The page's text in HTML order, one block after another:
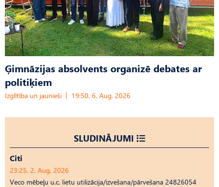
Ģimnāzijas absolvents organizē debates ar
politiķiem
Izglītība un jaunieši 19:50, 6. Aug, 2026
SLUDINĀJUMI
Citi
23:25, 2. Aug, 2026
Veco mēbeļu u.c. lietu utilizācija/izvešana/pārvešana 24826054